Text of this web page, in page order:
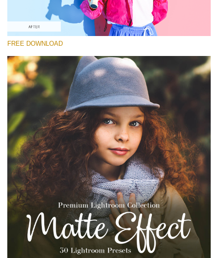
Entire Collection
(2067 Lr Presets)
मुफ्त डाउनलोड
FREE DOWNLOAD